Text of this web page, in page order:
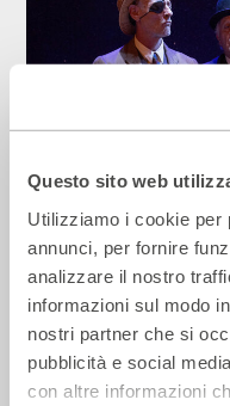
Questo sito web
Utilizziamo i cookie per
annunci, per fornire
analizzare il nostro
informazioni sul modo
nostri partner che si
pubblicità e social
con altre informazioni
La Repubblica –
strada secondo
14 Luglio 2026